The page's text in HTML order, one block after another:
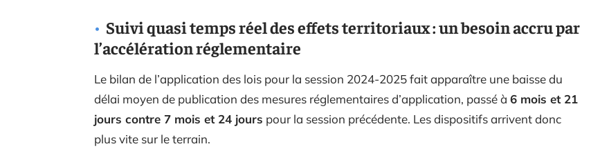
Suivi quasi temps réel des effets territoriaux : un besoin accru par
l’accélération réglementaire
Le bilan de l’application des lois pour la session 2024-2025 fait apparaître une baisse du
délai moyen de publication des mesures réglementaires d’application, passé à 6 mois et 21
jours contre 7 mois et 24 jours pour la session précédente. Les dispositifs arrivent donc
plus vite sur le terrain.